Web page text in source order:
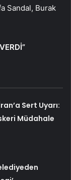
Sandal, Burak
Sert Uyarı:
Müdahale